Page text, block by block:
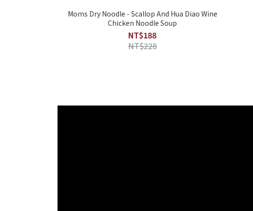
Moms Dry Noodle - Scallop And Hua Diao Wine
Chicken Noodle Soup
NT$188
NT$228